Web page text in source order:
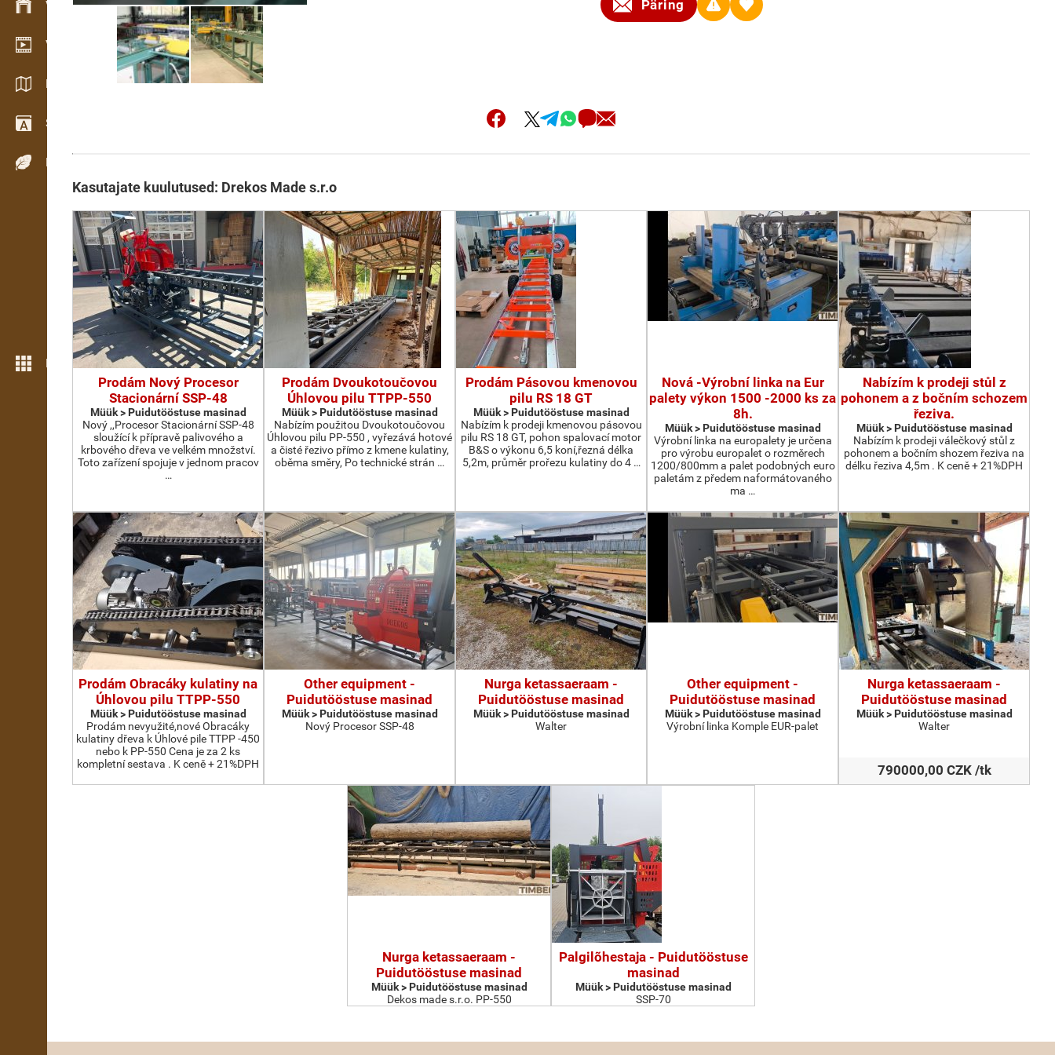
Varude haldamine
Videogalerii
Kataloogid / Brošüürid
Sõnastik
Puiduliigid
Rohkem funktsioone
Päring
Kasutajate kuulutused: Drekos Made s.r.o
Prodám Nový Procesor
Stacionární SSP-48
Müük > Puidutööstuse masinad
Nový ,,Procesor Stacionární SSP-48
sloužící k přípravě palivového a
krbového dřeva ve velkém množství.
Toto zařízení spojuje v jednom pracov
…
Prodám Dvoukotoučovou
Úhlovou pilu TTPP-550
Müük > Puidutööstuse masinad
Nabízím použitou Dvoukotoučovou
Úhlovou pilu PP-550 , vyřezává hotové
a čisté řezivo přímo z kmene kulatiny,
oběma směry, Po technické strán …
Prodám Pásovou kmenovou
pilu RS 18 GT
Müük > Puidutööstuse masinad
Nabízím k prodeji kmenovou pásovou
pilu RS 18 GT, pohon spalovací motor
B&S o výkonu 6,5 koní,řezná délka
5,2m, průměr prořezu kulatiny do 4 …
Nová -Výrobní linka na Eur
palety výkon 1500 -2000 ks za
8h.
Müük > Puidutööstuse masinad
Výrobní linka na europalety je určena
pro výrobu europalet o rozměrech
1200/800mm a palet podobných euro
paletám z předem naformátovaného
ma …
Nabízím k prodeji stůl z
pohonem a z bočním schozem
řeziva.
Müük > Puidutööstuse masinad
Nabízím k prodeji válečkový stůl z
pohonem a bočním shozem řeziva na
délku řeziva 4,5m . K ceně + 21%DPH
Prodám Obracáky kulatiny na
Úhlovou pilu TTPP-550
Müük > Puidutööstuse masinad
Prodám nevyužité,nové Obracáky
kulatiny dřeva k Úhlové pile TTPP -450
nebo k PP-550 Cena je za 2 ks
kompletní sestava . K ceně + 21%DPH
Other equipment -
Puidutööstuse masinad
Müük > Puidutööstuse masinad
Nový Procesor SSP-48
Nurga ketassaeraam -
Puidutööstuse masinad
Müük > Puidutööstuse masinad
Walter
Other equipment -
Puidutööstuse masinad
Müük > Puidutööstuse masinad
Výrobní linka Komple EUR-palet
Nurga ketassaeraam -
Puidutööstuse masinad
Müük > Puidutööstuse masinad
Walter
790000,00 CZK /tk
Nurga ketassaeraam -
Puidutööstuse masinad
Müük > Puidutööstuse masinad
Dekos made s.r.o. PP-550
Palgilõhestaja - Puidutööstuse
masinad
Müük > Puidutööstuse masinad
SSP-70